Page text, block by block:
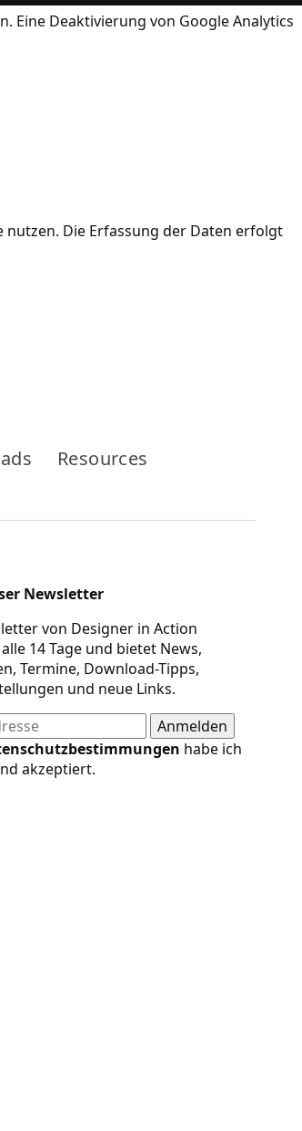
Eine Deaktivierung von Google Analytics
nutzen. Die Erfassung der Daten erfolgt
Resources
Newsletter
von Designer in Action
14 Tage und bietet News,
Termine, Download-Tipps,
und neue Links.
habe ich
akzeptiert.